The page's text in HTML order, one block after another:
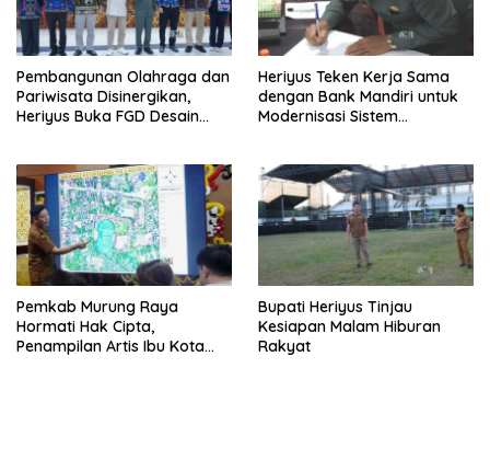
Pembangunan Olahraga dan
Pariwisata Disinergikan,
Heriyus Buka FGD Desain
Heriyus Teken Kerja Sama
dengan Bank Mandiri untuk
Modernisasi Sistem
Pemkab Murung Raya
Hormati Hak Cipta,
Penampilan Artis Ibu Kota
Bupati Heriyus Tinjau
Kesiapan Malam Hiburan
Rakyat